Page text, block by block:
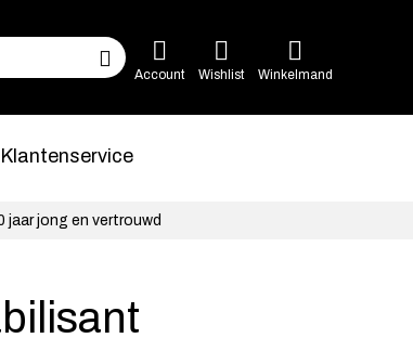
Account Wishlist Winkelmand
Klantenservice
jaar jong en vertrouwd